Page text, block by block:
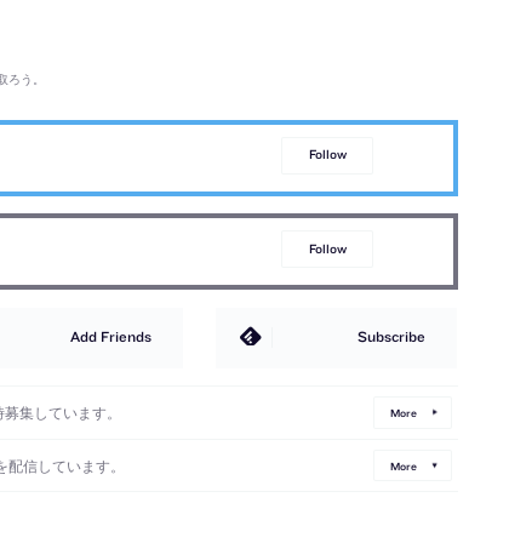
う。
Follow
Follow
Add Friends Subscribe
集しています。 More
信しています。 More